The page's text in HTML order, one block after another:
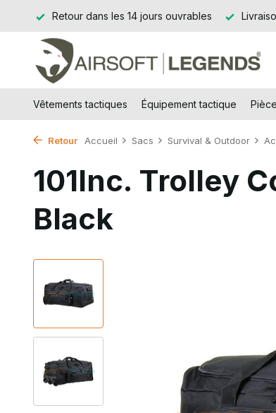
Retour dans les 14 jours ouvrables
Vêtements tactiques Équipement tactique
Retour Accueil Sacs Survival & Outdoor
101Inc. Trolley
Black